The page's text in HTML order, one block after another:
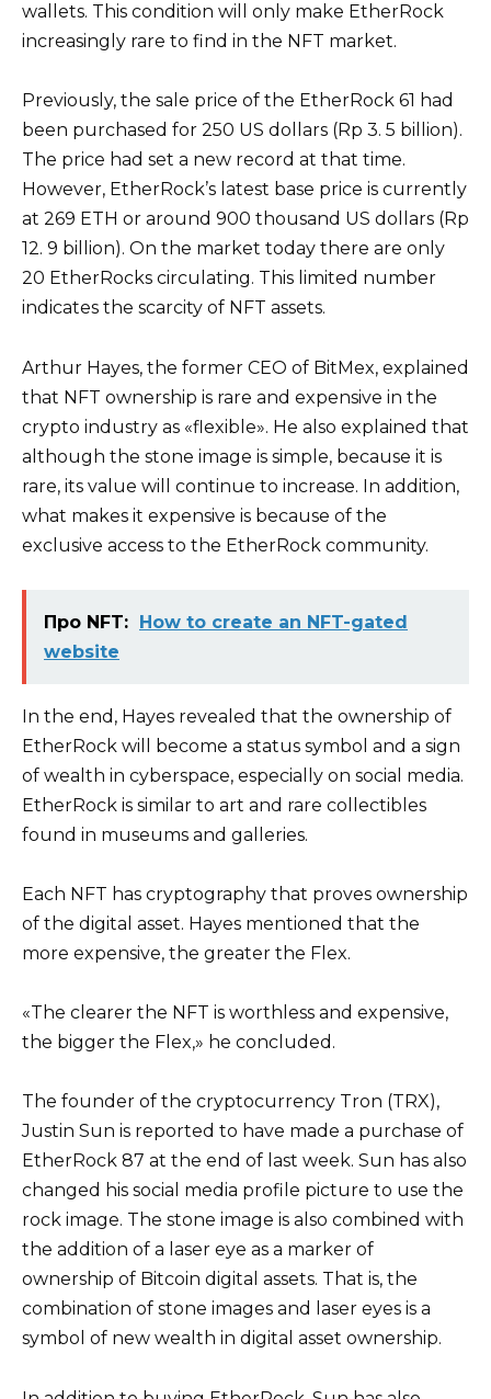
wallets. This condition will only make EtherRock
increasingly rare to find in the NFT market.
Previously, the sale price of the EtherRock 61 had
been purchased for 250 US dollars (Rp 3. 5 billion).
The price had set a new record at that time.
However, EtherRock’s latest base price is currently
at 269 ETH or around 900 thousand US dollars (Rp
12. 9 billion). On the market today there are only
20 EtherRocks circulating. This limited number
indicates the scarcity of NFT assets.
Arthur Hayes, the former CEO of BitMex, explained
that NFT ownership is rare and expensive in the
crypto industry as «flexible». He also explained that
although the stone image is simple, because it is
rare, its value will continue to increase. In addition,
what makes it expensive is because of the
exclusive access to the EtherRock community.
Про NFT: How to create an NFT-gated
website
In the end, Hayes revealed that the ownership of
EtherRock will become a status symbol and a sign
of wealth in cyberspace, especially on social media.
EtherRock is similar to art and rare collectibles
found in museums and galleries.
Each NFT has cryptography that proves ownership
of the digital asset. Hayes mentioned that the
more expensive, the greater the Flex.
«The clearer the NFT is worthless and expensive,
the bigger the Flex,» he concluded.
The founder of the cryptocurrency Tron (TRX),
Justin Sun is reported to have made a purchase of
EtherRock 87 at the end of last week. Sun has also
changed his social media profile picture to use the
rock image. The stone image is also combined with
the addition of a laser eye as a marker of
ownership of Bitcoin digital assets. That is, the
combination of stone images and laser eyes is a
symbol of new wealth in digital asset ownership.